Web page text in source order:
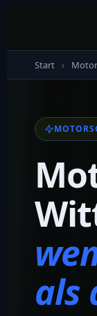
Start ›
als